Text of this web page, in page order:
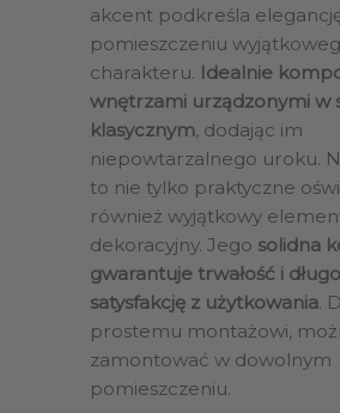
akcent podkreśla
pomieszczeniu
charakteru. Idealnie
wnętrzami urządzonymi w
klasycznym, dodając im
niepowtarzalnego uroku.
to nie tylko praktyczne
również wyjątkowy
dekoracyjny. Jego solidna
gwarantuje trwałość i
satysfakcję z użytkowania.
prostemu montażowi,
zamontować w dowolnym
pomieszczeniu.